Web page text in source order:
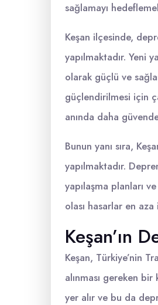
sağlamayı
Keşan ilçesinde,
yapılmaktadır. Yeni
olarak güçlü ve
güçlendirilmesi için
anında daha
Bunun yanı sıra,
yapılmaktadır.
yapılaşma planları
olası hasarlar en
Keşan’ın
Keşan, Türkiye’nin
alınması gereken
yer alır ve bu da